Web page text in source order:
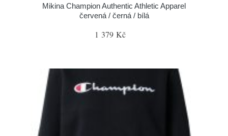
Mikina Champion Authentic Athletic Apparel
červená / černá / bílá
1 379 Kč